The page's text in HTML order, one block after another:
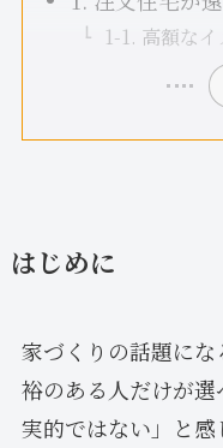
1-1. 高額な
はじめに
家づくりの話題に
裕のある人だけが
実的ではない」と